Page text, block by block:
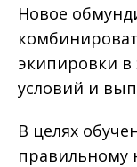
Новое
экипировки в
условий и
В целях